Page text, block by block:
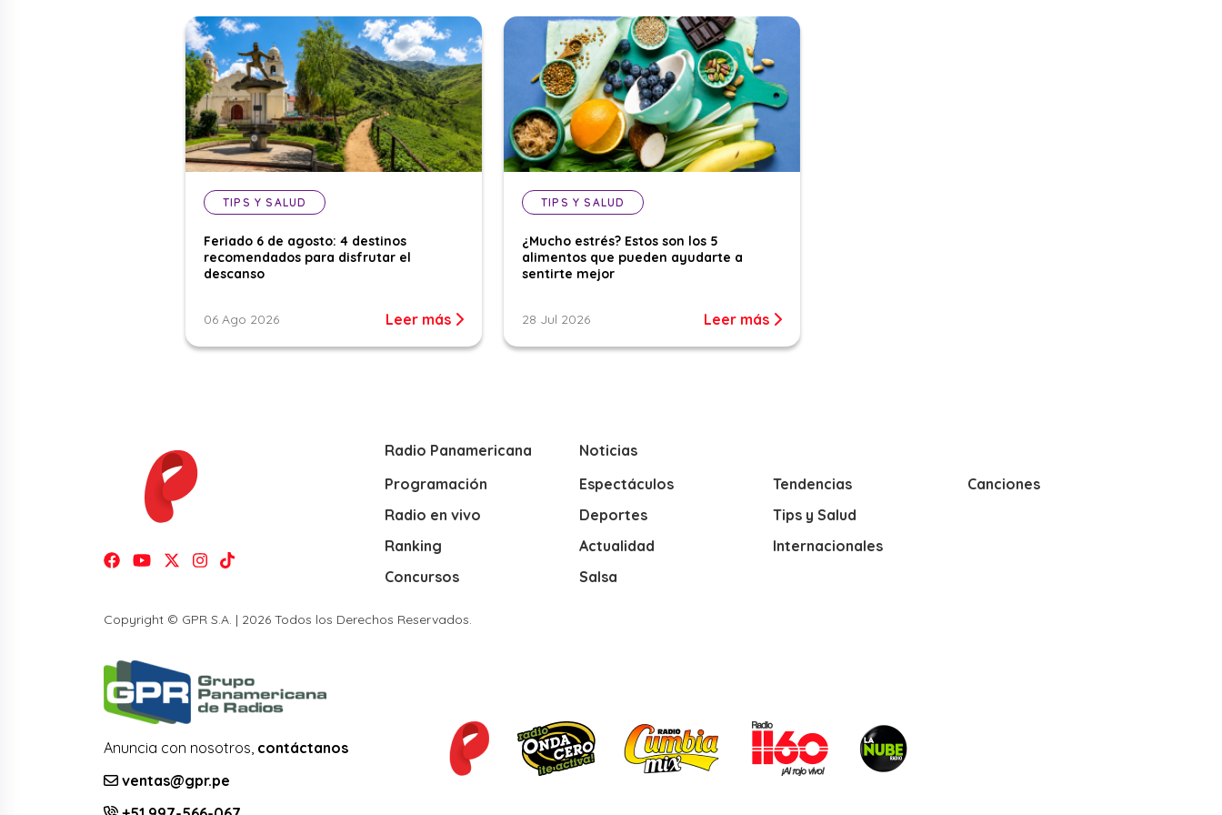
TIPS Y SALUD
Feriado 6 de agosto: 4 destinos
recomendados para disfrutar el
descanso
06 Ago 2026 Leer más
TIPS Y SALUD
¿Mucho estrés? Estos son los 5
alimentos que pueden ayudarte a
sentirte mejor
28 Jul 2026 Leer más
Radio Panamericana
Programación
Radio en vivo
Ranking
Concursos
Noticias
Espectáculos
Deportes
Actualidad
Salsa
Tendencias
Tips y Salud
Internacionales
Canciones
Copyright © GPR S.A. | 2026 Todos los Derechos Reservados.
Anuncia con nosotros, contáctanos
ventas@gpr.pe